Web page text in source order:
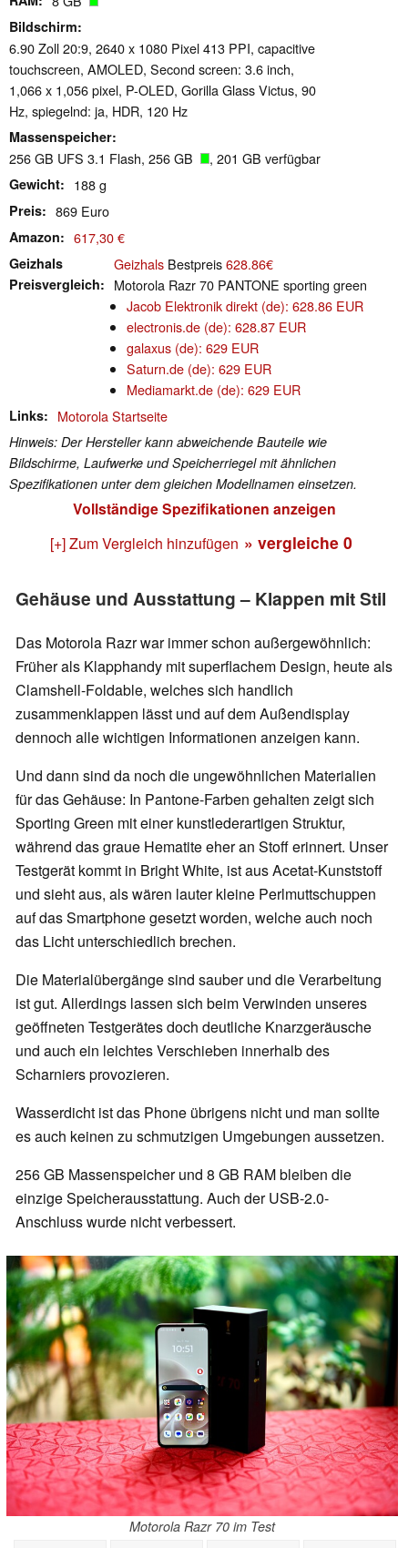
Bildschirm
6.90 Zoll 20:9, 2640 x 1080 Pixel 413 PPI, capacitive
touchscreen, AMOLED, Second screen: 3.6 inch,
1,066 x 1,056 pixel, P-OLED, Gorilla Glass Victus, 90
Hz, spiegelnd: ja, HDR, 120 Hz
Massenspeicher
256 GB UFS 3.1 Flash, 256 GB , 201 GB verfügbar
Gewicht 188 g
Preis 869 Euro
Amazon 617,30 €
Geizhals
Preisvergleich
Geizhals Bestpreis628.86€
Motorola Razr 70 PANTONE sporting green
Jacob Elektronik direkt (de): 628.86 EUR
electronis.de (de): 628.87 EUR
galaxus (de): 629 EUR
Saturn.de (de): 629 EUR
Mediamarkt.de (de): 629 EUR
Links Motorola Startseite
Hinweis: Der Hersteller kann abweichende Bauteile wie
Bildschirme, Laufwerke und Speicherriegel mit ähnlichen
Spezifikationen unter dem gleichen Modellnamen einsetzen.
Vollständige Spezifikationen anzeigen
[+] Zum Vergleich hinzufügen » vergleiche 0
Gehäuse und Ausstattung – Klappen mit Stil
Das Motorola Razr war immer schon außergewöhnlich:
Früher als Klapphandy mit superflachem Design, heute als
Clamshell-Foldable, welches sich handlich
zusammenklappen lässt und auf dem Außendisplay
dennoch alle wichtigen Informationen anzeigen kann.
Und dann sind da noch die ungewöhnlichen Materialien
für das Gehäuse: In Pantone-Farben gehalten zeigt sich
Sporting Green mit einer kunstlederartigen Struktur,
während das graue Hematite eher an Stoff erinnert. Unser
Testgerät kommt in Bright White, ist aus Acetat-Kunststoff
und sieht aus, als wären lauter kleine Perlmuttschuppen
auf das Smartphone gesetzt worden, welche auch noch
das Licht unterschiedlich brechen.
Die Materialübergänge sind sauber und die Verarbeitung
ist gut. Allerdings lassen sich beim Verwinden unseres
geöffneten Testgerätes doch deutliche Knarzgeräusche
und auch ein leichtes Verschieben innerhalb des
Scharniers provozieren.
Wasserdicht ist das Phone übrigens nicht und man sollte
es auch keinen zu schmutzigen Umgebungen aussetzen.
256 GB Massenspeicher und 8 GB RAM bleiben die
einzige Speicherausstattung. Auch der USB-2.0-
Anschluss wurde nicht verbessert.
Motorola Razr 70 im Test